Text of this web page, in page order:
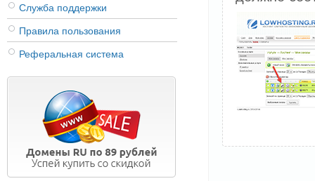
Служба поддержки
Правила пользования
Реферальная система